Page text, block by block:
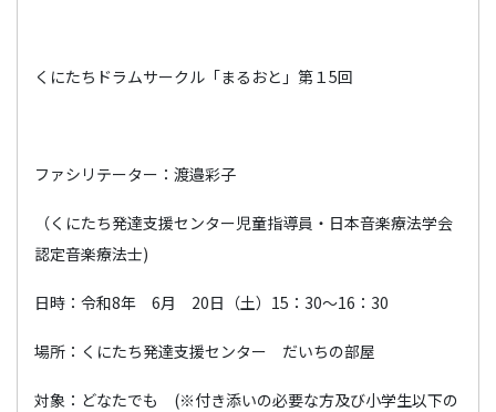
くにたちドラムサークル「まるおと」第１5回
ファシリテーター：渡邉彩子
（くにたち発達支援センター児童指導員・日本音楽療法学会
認定音楽療法士)
日時：令和8年 6月 20日（土）15：30～16：30
場所：くにたち発達支援センター だいちの部屋
対象：どなたでも (※付き添いの必要な方及び小学生以下の